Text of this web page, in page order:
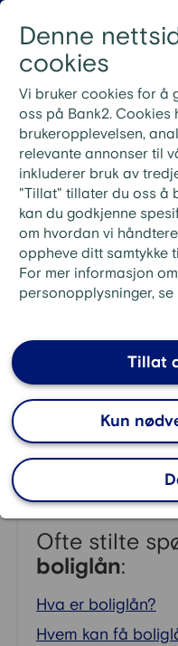
Denne
cookies
Vi bruker cookies for å
oss på Bank2.
brukeropplevelsen,
relevante annonser til
inkluderer bruk av
"Tillat" tillater du oss å
kan du godkjenne
om hvordan vi
oppheve ditt samtykke
For mer informasjon
personopplysninger, se
Kun
Tillat
Nye rutiner for
Ved
KID-nummeret fra
stedet å betale neste
gode + ditt
KID-nummer.
bank2.no > Låne >
Hva er
annuitetslån
fordele avdrag og
annuitetslån betaler
måned gjennom
serielån betaler du
mens
lånet blir mindre.
Ofte stilte
boliglån:
Hva er boliglån?
Hvem kan få